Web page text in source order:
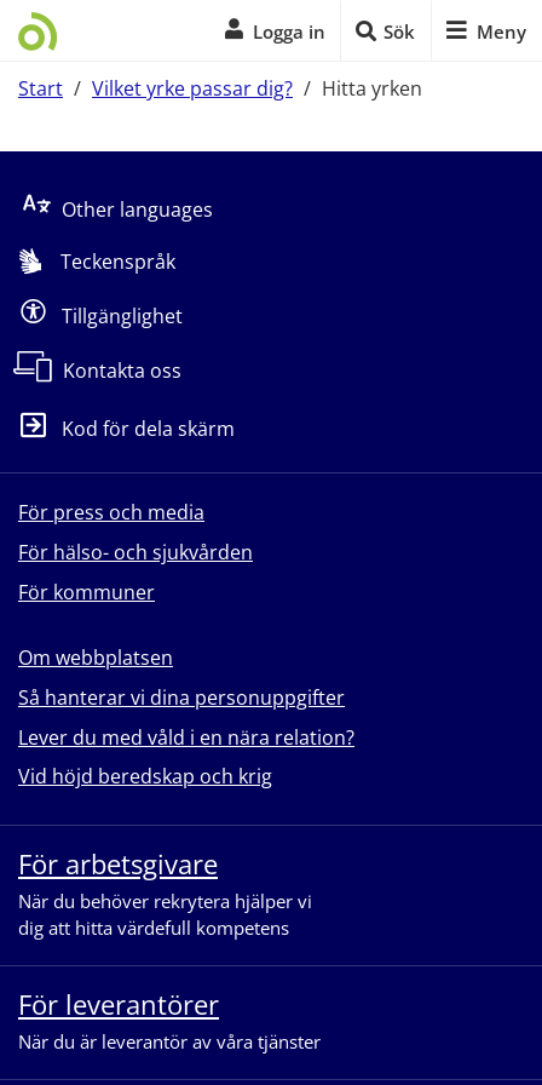
Logga in Sök Meny
Start / Vilket yrke passar dig? / Hitta yrken
Other languages
Teckenspråk
Tillgänglighet
Kontakta oss
Kod för dela skärm
För press och media
För hälso- och sjukvården
För kommuner
Om webbplatsen
Så hanterar vi dina personuppgifter
Lever du med våld i en nära relation?
Vid höjd beredskap och krig
För arbetsgivare
När du behöver rekrytera hjälper vi
dig att hitta värdefull kompetens
För leverantörer
När du är leverantör av våra tjänster